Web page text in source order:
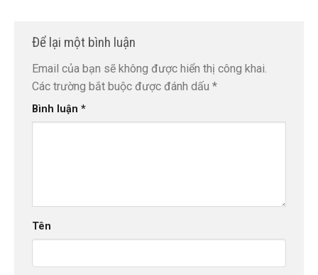
Để lại một bình luận
Email của bạn sẽ không được hiển thị công khai.
Các trường bắt buộc được đánh dấu *
Bình luận *
Tên